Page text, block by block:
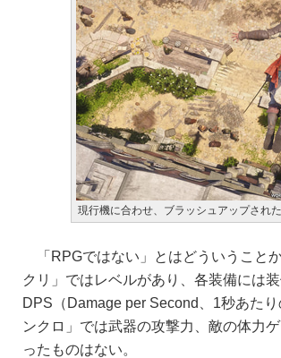
現行機に合わせ、ブラッシュアップされ
「RPGではない」とはどういうこと
クリ」ではレベルがあり、各装備には
DPS（Damage per Second、1秒あた
ンクロ」では武器の攻撃力、敵の体力
ったものはない。